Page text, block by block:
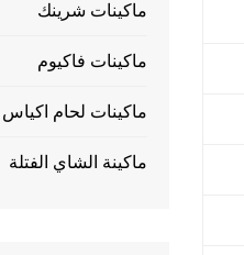
ماكينات شرينك
ماكينات فاكيوم
ماكينات لحام اكياس
ماكينة الشاي الفتلة